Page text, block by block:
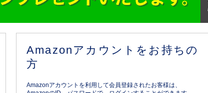
Amazonアカウントをお持ちの
方
Amazonアカウントを利用して会員登録されたお客様は、